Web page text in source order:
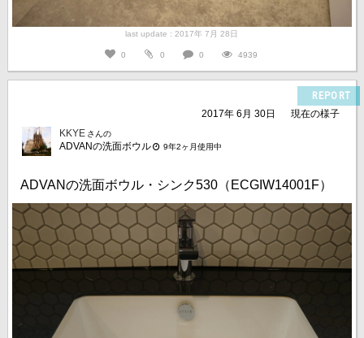
last update : 2017年 7月 28日
0 0 0 4939
REPORT
2017年 6月 30日
現在の様子
KKYE さんの
ADVANの洗面ボウル 9年2ヶ月使用中
ADVANの洗面ボウル・シンク530（ECGIW14001F）